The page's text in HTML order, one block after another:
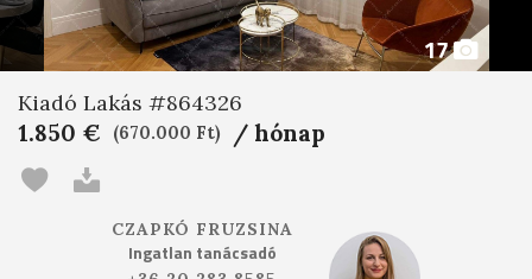
17
Kiadó Lakás #864326
1.850 € (670.000 Ft) / hónap
CZAPKÓ FRUZSINA
Ingatlan tanácsadó